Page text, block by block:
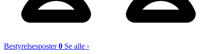
Bestyrelsesposter0 Se alle ›